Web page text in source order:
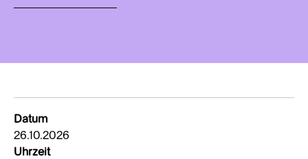
Datum
26.10.2026
Uhrzeit